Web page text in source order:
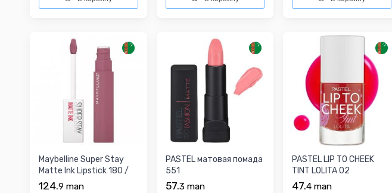
Maybelline Super Stay
Matte Ink Lipstick 180 /
Жидкая помада
124.9 man
PASTEL матовая помада
551
57.3 man
PASTEL LIP TO CHEEK
TINT LOLITA 02
47.4 man